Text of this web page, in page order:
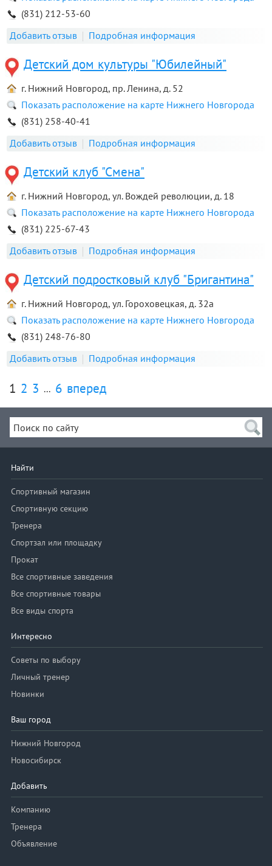
(831) 212-53-60
Добавить отзыв
Подробная информация
Детский дом культуры "Юбилейный"
г. Нижний Новгород, пр. Ленина, д. 52
Показать расположение на карте Нижнего Новгорода
(831) 258-40-41
Добавить отзыв
Подробная информация
Детский клуб "Смена"
г. Нижний Новгород, ул. Вождей революции, д. 18
Показать расположение на карте Нижнего Новгорода
(831) 225-67-43
Добавить отзыв
Подробная информация
Детский подростковый клуб "Бригантина"
г. Нижний Новгород, ул. Гороховецкая, д. 32а
Показать расположение на карте Нижнего Новгорода
(831) 248-76-80
Добавить отзыв
Подробная информация
1 2 3 ... 6 вперед
Найти
Спортивный магазин
Спортивную секцию
Тренера
Спортзал или площадку
Прокат
Все спортивные заведения
Все спортивные товары
Все виды спорта
Интересно
Советы по выбору
Личный тренер
Новинки
Ваш город
Нижний Новгород
Новосибирск
Добавить
Компанию
Тренера
Объявление